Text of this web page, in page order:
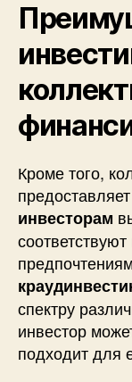
Кроме того,
инвесторам
спектру
инвестор
подходит для